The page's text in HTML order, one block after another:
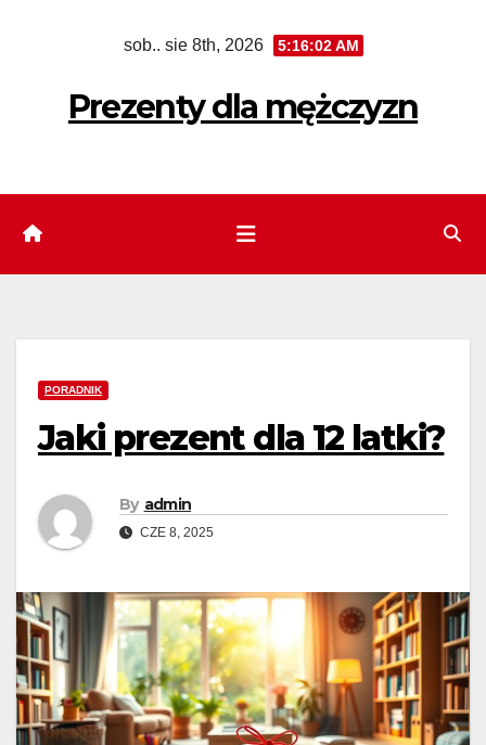
sob.. sie 8th, 2026 5:16:04 AM
Prezenty dla mężczyzn
PORADNIK
Jaki prezent dla 12 latki?
By admin
CZE 8, 2025